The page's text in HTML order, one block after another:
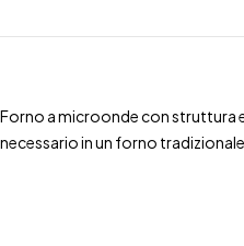
Forno a microonde con struttura
necessario in un forno